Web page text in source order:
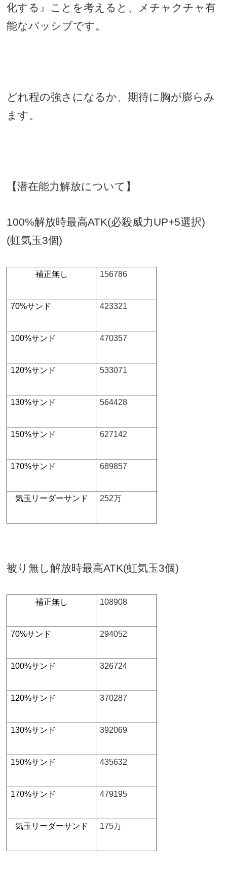
化する』ことを考えると、メチャクチャ有
能なパッシブです。
どれ程の強さになるか、期待に胸が膨らみ
ます。
【潜在能力解放について】
100%解放時最高ATK(必殺威力UP+5選択)
(虹気玉3個)
補正無し 156786
70%サンド 423321
100%サンド 470357
120%サンド 533071
130%サンド 564428
150%サンド 627142
170%サンド 689857
気玉リーダーサンド 252万
被り無し解放時最高ATK(虹気玉3個)
補正無し 108908
70%サンド 294052
100%サンド 326724
120%サンド 370287
130%サンド 392069
150%サンド 435632
170%サンド 479195
気玉リーダーサンド 175万